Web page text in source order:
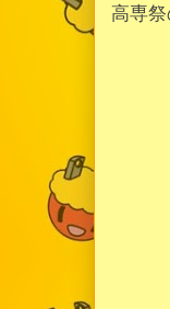
高専